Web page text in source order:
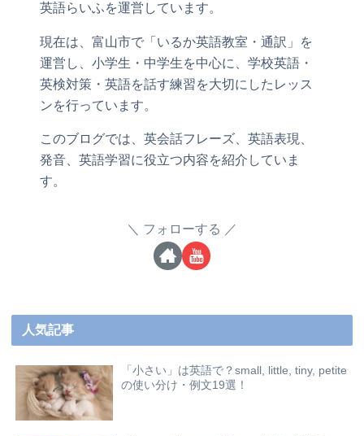
英語らいふを運営しています。
現在は、富山市で「いるか英語教室・通訳」を
運営し、小学生・中学生を中心に、学校英語・
英検対策・英語を話す練習を大切にしたレッス
ンを行っています。
このブログでは、英会話フレーズ、英語表現、
発音、英語学習に役立つ内容を紹介していま
す。
フォローする
人気記事
「小さい」は英語で？small, little, tiny, petite
の使い分け・例文19選！